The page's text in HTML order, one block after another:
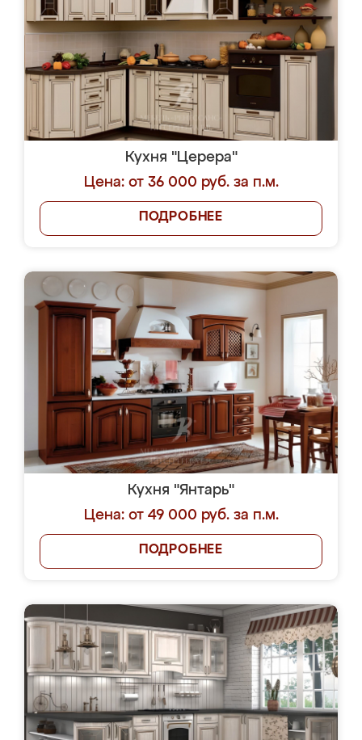
Кухня "Церера"
Цена: от 36 000 руб. за п.м.
ПОДРОБНЕЕ
Кухня "Янтарь"
Цена: от 49 000 руб. за п.м.
ПОДРОБНЕЕ